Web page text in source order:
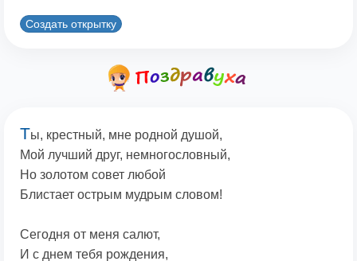
Создать открытку
Ты, крестный, мне родной душой,
Мой лучший друг, немногословный,
Но золотом совет любой
Блистает острым мудрым словом!
Сегодня от меня салют,
И с днем тебя рождения,